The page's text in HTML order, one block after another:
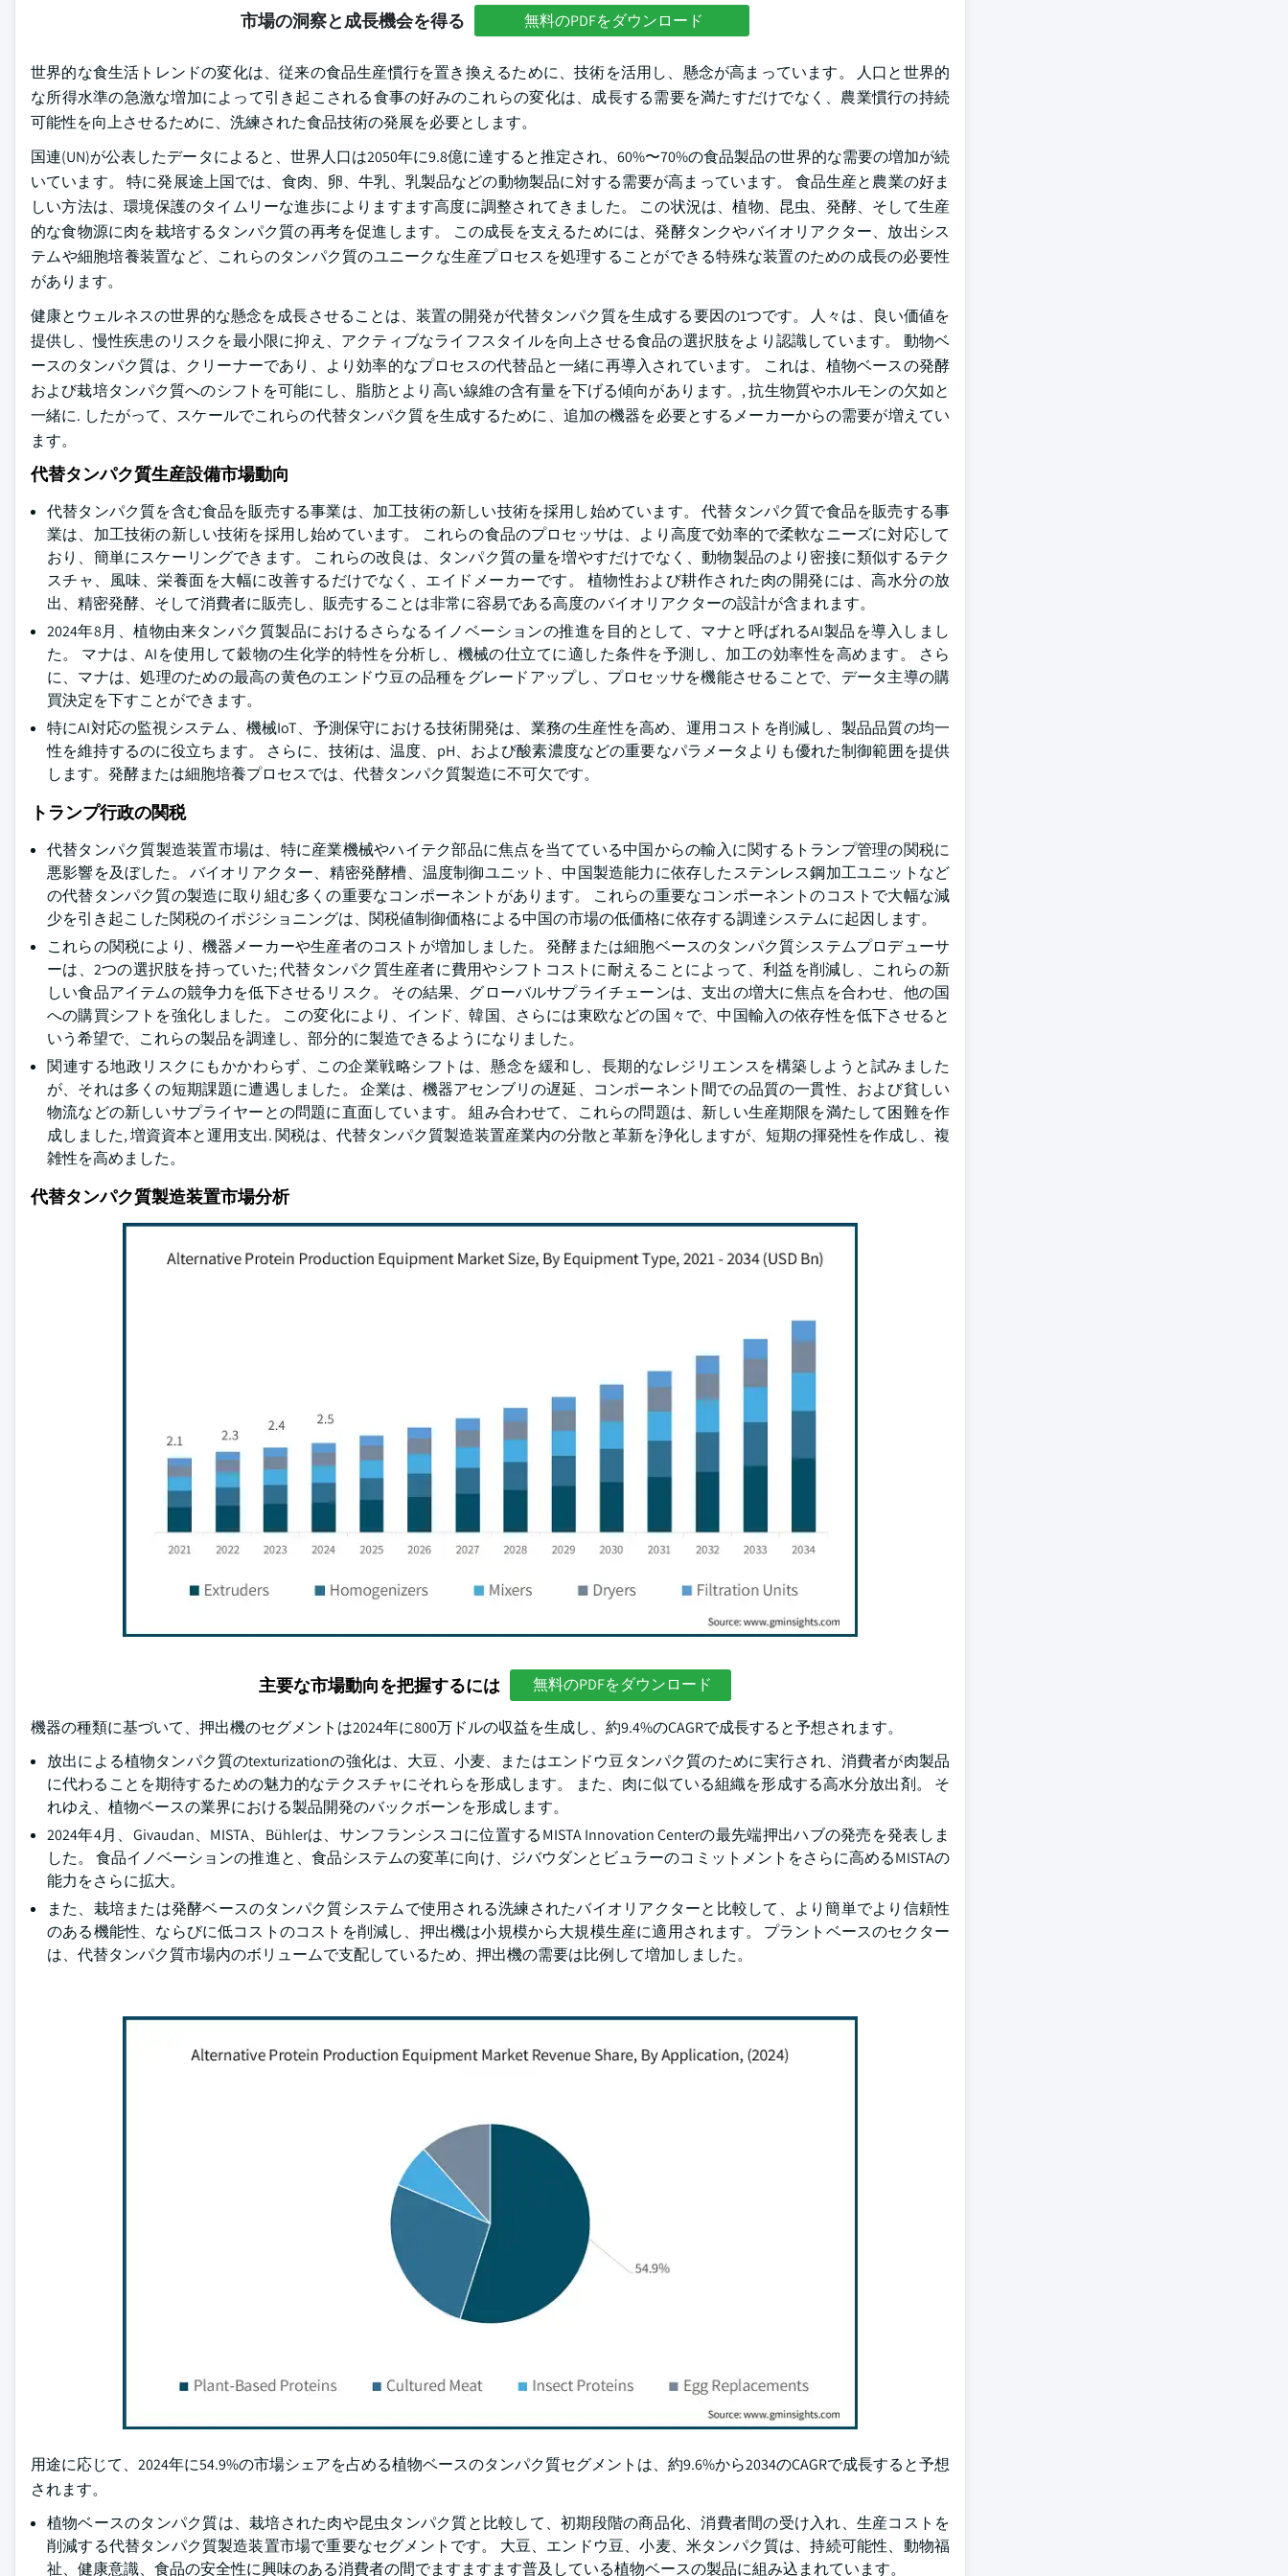
市場の洞察と成長機会を得る 無料のPDFをダウンロード
世界的な食生活トレンドの変化は、従来の食品生産慣行を置き換えるために、技術を活用し、懸念が高まっています。 人口と世界的
な所得水準の急激な増加によって引き起こされる食事の好みのこれらの変化は、成長する需要を満たすだけでなく、農業慣行の持続
可能性を向上させるために、洗練された食品技術の発展を必要とします。
国連(UN)が公表したデータによると、世界人口は2050年に9.8億に達すると推定され、60%〜70%の食品製品の世界的な需要の増加が続
いています。 特に発展途上国では、食肉、卵、牛乳、乳製品などの動物製品に対する需要が高まっています。 食品生産と農業の好ま
しい方法は、環境保護のタイムリーな進歩によりますます高度に調整されてきました。 この状況は、植物、昆虫、発酵、そして生産
的な食物源に肉を栽培するタンパク質の再考を促進します。 この成長を支えるためには、発酵タンクやバイオリアクター、放出シス
テムや細胞培養装置など、これらのタンパク質のユニークな生産プロセスを処理することができる特殊な装置のための成長の必要性
があります。
健康とウェルネスの世界的な懸念を成長させることは、装置の開発が代替タンパク質を生成する要因の1つです。 人々は、良い価値を
提供し、慢性疾患のリスクを最小限に抑え、アクティブなライフスタイルを向上させる食品の選択肢をより認識しています。 動物ベ
ースのタンパク質は、クリーナーであり、より効率的なプロセスの代替品と一緒に再導入されています。 これは、植物ベースの発酵
および栽培タンパク質へのシフトを可能にし、脂肪とより高い線維の含有量を下げる傾向があります。, 抗生物質やホルモンの欠如と
一緒に. したがって、スケールでこれらの代替タンパク質を生成するために、追加の機器を必要とするメーカーからの需要が増えてい
ます。
代替タンパク質生産設備市場動向
代替タンパク質を含む食品を販売する事業は、加工技術の新しい技術を採用し始めています。 代替タンパク質で食品を販売する事
業は、加工技術の新しい技術を採用し始めています。 これらの食品のプロセッサは、より高度で効率的で柔軟なニーズに対応して
おり、簡単にスケーリングできます。 これらの改良は、タンパク質の量を増やすだけでなく、動物製品のより密接に類似するテク
スチャ、風味、栄養面を大幅に改善するだけでなく、エイドメーカーです。 植物性および耕作された肉の開発には、高水分の放
出、精密発酵、そして消費者に販売し、販売することは非常に容易である高度のバイオリアクターの設計が含まれます。
2024年8月、植物由来タンパク質製品におけるさらなるイノベーションの推進を目的として、マナと呼ばれるAI製品を導入しまし
た。 マナは、AIを使用して穀物の生化学的特性を分析し、機械の仕立てに適した条件を予測し、加工の効率性を高めます。 さら
に、マナは、処理のための最高の黄色のエンドウ豆の品種をグレードアップし、プロセッサを機能させることで、データ主導の購
買決定を下すことができます。
特にAI対応の監視システム、機械IoT、予測保守における技術開発は、業務の生産性を高め、運用コストを削減し、製品品質の均一
性を維持するのに役立ちます。 さらに、技術は、温度、pH、および酸素濃度などの重要なパラメータよりも優れた制御範囲を提供
します。発酵または細胞培養プロセスでは、代替タンパク質製造に不可欠です。
トランプ行政の関税
代替タンパク質製造装置市場は、特に産業機械やハイテク部品に焦点を当てている中国からの輸入に関するトランプ管理の関税に
悪影響を及ぼした。 バイオリアクター、精密発酵槽、温度制御ユニット、中国製造能力に依存したステンレス鋼加工ユニットなど
の代替タンパク質の製造に取り組む多くの重要なコンポーネントがあります。 これらの重要なコンポーネントのコストで大幅な減
少を引き起こした関税のイポジショニングは、関税値制御価格による中国の市場の低価格に依存する調達システムに起因します。
これらの関税により、機器メーカーや生産者のコストが増加しました。 発酵または細胞ベースのタンパク質システムプロデューサ
ーは、2つの選択肢を持っていた; 代替タンパク質生産者に費用やシフトコストに耐えることによって、利益を削減し、これらの新
しい食品アイテムの競争力を低下させるリスク。 その結果、グローバルサプライチェーンは、支出の増大に焦点を合わせ、他の国
への購買シフトを強化しました。 この変化により、インド、韓国、さらには東欧などの国々で、中国輸入の依存性を低下させると
いう希望で、これらの製品を調達し、部分的に製造できるようになりました。
関連する地政リスクにもかかわらず、この企業戦略シフトは、懸念を緩和し、長期的なレジリエンスを構築しようと試みました
が、それは多くの短期課題に遭遇しました。 企業は、機器アセンブリの遅延、コンポーネント間での品質の一貫性、および貧しい
物流などの新しいサプライヤーとの問題に直面しています。 組み合わせて、これらの問題は、新しい生産期限を満たして困難を作
成しました, 増資資本と運用支出. 関税は、代替タンパク質製造装置産業内の分散と革新を浄化しますが、短期の揮発性を作成し、複
雑性を高めました。
代替タンパク質製造装置市場分析
主要な市場動向を把握するには 無料のPDFをダウンロード
機器の種類に基づいて、押出機のセグメントは2024年に800万ドルの収益を生成し、約9.4%のCAGRで成長すると予想されます。
放出による植物タンパク質のtexturizationの強化は、大豆、小麦、またはエンドウ豆タンパク質のために実行され、消費者が肉製品
に代わることを期待するための魅力的なテクスチャにそれらを形成します。 また、肉に似ている組織を形成する高水分放出剤。 そ
れゆえ、植物ベースの業界における製品開発のバックボーンを形成します。
2024年4月、Givaudan、MISTA、Bühlerは、サンフランシスコに位置するMISTA Innovation Centerの最先端押出ハブの発売を発表しま
した。 食品イノベーションの推進と、食品システムの変革に向け、ジバウダンとビュラーのコミットメントをさらに高めるMISTAの
能力をさらに拡大。
また、栽培または発酵ベースのタンパク質システムで使用される洗練されたバイオリアクターと比較して、より簡単でより信頼性
のある機能性、ならびに低コストのコストを削減し、押出機は小規模から大規模生産に適用されます。 プラントベースのセクター
は、代替タンパク質市場内のボリュームで支配しているため、押出機の需要は比例して増加しました。
用途に応じて、2024年に54.9%の市場シェアを占める植物ベースのタンパク質セグメントは、約9.6%から2034のCAGRで成長すると予想
されます。
植物ベースのタンパク質は、栽培された肉や昆虫タンパク質と比較して、初期段階の商品化、消費者間の受け入れ、生産コストを
削減する代替タンパク質製造装置市場で重要なセグメントです。 大豆、エンドウ豆、小麦、米タンパク質は、持続可能性、動物福
祉、健康意識、食品の安全性に興味のある消費者の間でますますます普及している植物ベースの製品に組み込まれています。